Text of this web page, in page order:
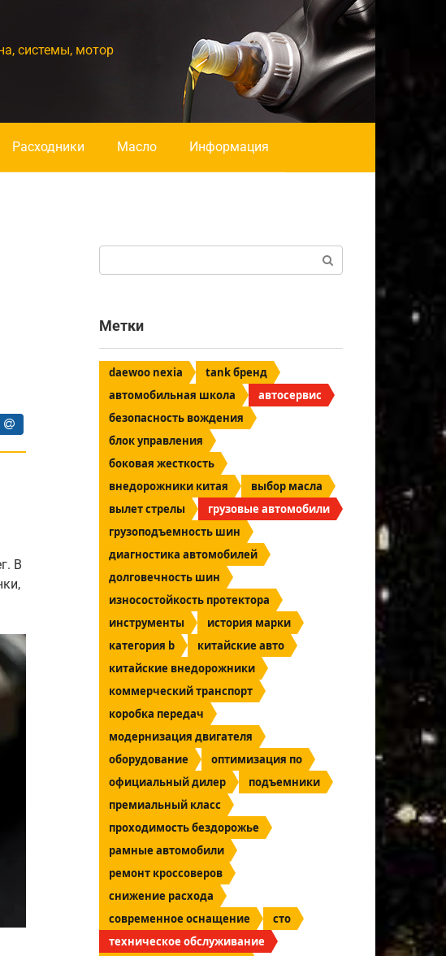
системы, мотор
Расходники Масло Информация
В
Метки
daewoo nexia
tank бренд
автомобильная школа
автосервис
безопасность вождения
блок управления
боковая жесткость
внедорожники китая
выбор масла
вылет стрелы
грузовые автомобили
грузоподъемность шин
диагностика автомобилей
долговечность шин
износостойкость протектора
инструменты
история марки
категория b
китайские авто
китайские внедорожники
коммерческий транспорт
коробка передач
модернизация двигателя
оборудование
оптимизация по
официальный дилер
подъемники
премиальный класс
проходимость бездорожье
рамные автомобили
ремонт кроссоверов
снижение расхода
современное оснащение
сто
техническое обслуживание